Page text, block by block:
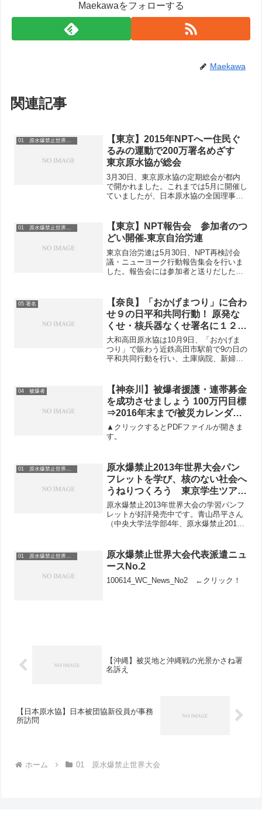
Maekawaをフォローする
Maekawa
関連記事
01 原水爆禁止世界大会
【東京】2015年NPTへー住民ぐ
るみの運動で200万署名めざす
東京原水協が総会
3月30日、東京原水協の定期総会が都内
で開かれました。これまでは5月に開催し
ていましたが、日本原水協の全国理事
定期総会には都団体、地域原水協から70
人が出席。130...
01 原水爆禁止世界大会
【東京】NPT報告会 参加者のつ
どい開催-東京自治労連
東京自治労連は5月30日、NPT再検討会
議・ニューヨーク行動報告集会を行いま
した。報告会には参加者と送りだした単
今後に向けた取り組みの決意を語り合い
ました。参加者から...
05 署名
【奈良】「おかげまつり」に合わ
せ９の日平和共同行動！ 原発な
くせ・核兵器なくせ署名に１２９
筆ー大和高田原水協
大和高田原水協は10月9日、「おかげま
つり」で賑わう近鉄高田市駅前で9の日の
平和共同行動を行い、土庫病院、新婦
福島のこどもたちを放射能汚染から守ろ
う、日本の子どもたち...
04 被爆者
【神奈川】被爆者援護・連帯募金
を成功させましょう 100万円目標
⇒2016年末まで/被災カレンダー
募金続々 神奈川民医連、多摩区
の女性、横浜北部原水協、新婦人
ーガン 12月3日、横須賀基地に入
港
▲クリックするとPDFファイルが開きま
す。
01 原水爆禁止世界大会
原水爆禁止2013年世界大会パン
フレットを学び、核のない社会へ
うねりつくろう 東京学生ツア
ー・青山事務局長の感想
原水爆禁止2013年世界大会の学習パンフ
レットが好評発売中です。青山昂平さん
（中央大学法学部4年、原水爆禁止2013
の意欲を引き出してくれるパンフレット
はとてもわかりや...
01 原水爆禁止世界大会
原水爆禁止世界大会代表派遣ニュ
ースNo.2
100614_WC_News_No2 ←クリック！
【沖縄】被災地と沖縄戦の光景かさね署
名訴え
【日本原水協】日本被団協新役員が事務
所訪問
ホーム 01 原水爆禁止世界大会